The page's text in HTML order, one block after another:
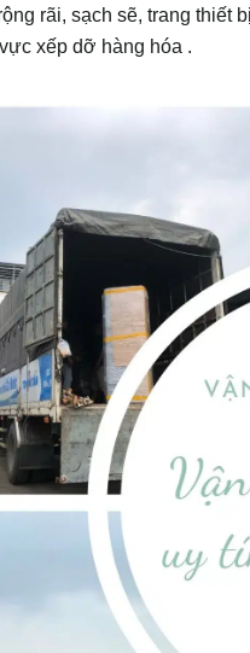
rãi, sạch sẽ, trang thiết
xếp dỡ hàng hóa .